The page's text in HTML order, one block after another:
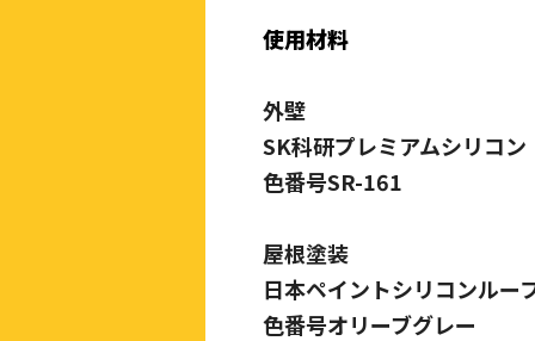
使用材料
外壁
SK科研プレミアムシリコン
色番号SR-161
屋根塗装
日本ペイントシリコンルー
色番号オリーブグレー